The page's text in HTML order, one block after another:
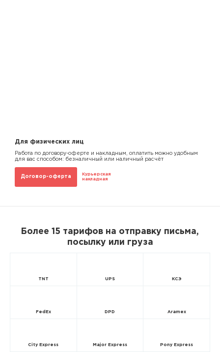
Для физических лиц
Работа по договору-оферте и накладным, оплатить можно удобным
для вас способом: безналичный или наличный расчёт
Договор-оферта
Курьерская
накладная
Более 15 тарифов на отправку письма,
посылку или груза
TNT UPS КСЭ
FedEx DPD Aramex
City Express Major Express Pony Express